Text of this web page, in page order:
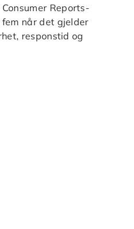
Reports-
når det gjelder
responstid og